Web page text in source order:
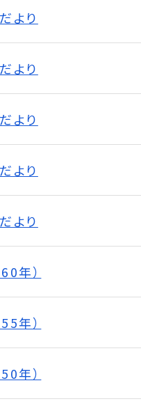
より
より
より
より
より
年）
年）
年）